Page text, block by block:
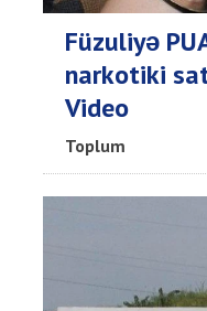
Füzuliyə
narkotiki
Video
Toplum